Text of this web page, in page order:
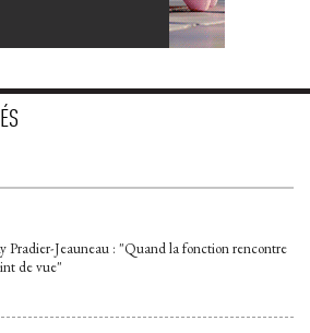
Pradier-Jeauneau : "Quand la fonction rencontre
de vue"